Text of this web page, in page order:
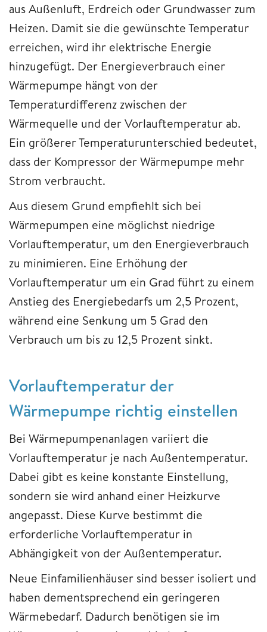
aus Außenluft, Erdreich oder Grundwasser zum
Heizen. Damit sie die gewünschte Temperatur
erreichen, wird ihr elektrische Energie
hinzugefügt. Der Energieverbrauch einer
Wärmepumpe hängt von der
Temperaturdifferenz zwischen der
Wärmequelle und der Vorlauftemperatur ab.
Ein größerer Temperaturunterschied bedeutet,
dass der Kompressor der Wärmepumpe mehr
Strom verbraucht.
Aus diesem Grund empfiehlt sich bei
Wärmepumpen eine möglichst niedrige
Vorlauftemperatur, um den Energieverbrauch
zu minimieren. Eine Erhöhung der
Vorlauftemperatur um ein Grad führt zu einem
Anstieg des Energiebedarfs um 2,5 Prozent,
während eine Senkung um 5 Grad den
Verbrauch um bis zu 12,5 Prozent sinkt.
Vorlauftemperatur der
Wärmepumpe richtig einstellen
Bei Wärmepumpenanlagen variiert die
Vorlauftemperatur je nach Außentemperatur.
Dabei gibt es keine konstante Einstellung,
sondern sie wird anhand einer Heizkurve
angepasst. Diese Kurve bestimmt die
erforderliche Vorlauftemperatur in
Abhängigkeit von der Außentemperatur.
Neue Einfamilienhäuser sind besser isoliert und
haben dementsprechend ein geringeren
Wärmebedarf. Dadurch benötigen sie im